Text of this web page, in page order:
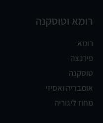
רומא וטוסקנה
רומא
פירנצה
טוסקנה
אומבריה ואסיזי
מחוז ליגוריה